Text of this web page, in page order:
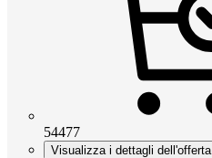
54477
Visualizza i dettagli dell'offerta